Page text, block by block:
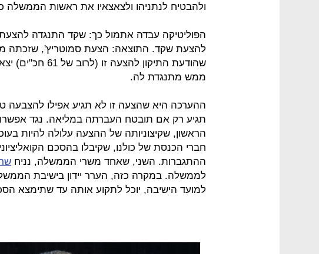
ולהבטיח לנתניהו ולצאצאיו את ראשות הממשלה
הפוליטיקה עבדה אתמול כך: שקד התנגדה להצעת
להצעת שקד. התוצאה: הצעת סמוטריץ', שזכתה
שהודעת התיקון
ממש מתנגדת לה.
ההערכה היא שהצעה זו לא תגיע אפילו להצבעה
תגיע רק אם תובטח העברתה במליאה. נגד
הראשון, שקיצוניותה של ההצעה עלולה להיות
חברי הכנסת של כולנו, שקיבלו בהסכם
ההתגברות. השני, שאחד משרי הממשלה, נניח
לממשלה. במקרה כזה, הערר יידון בישיבת
למועד הישיבה, יוכל לתקוע אותה עד שתימצא